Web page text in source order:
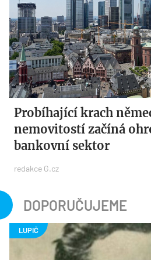
Probíhající krach
nemovitostí začíná
bankovní sektor
redakce G.cz
DOPORUČUJEME